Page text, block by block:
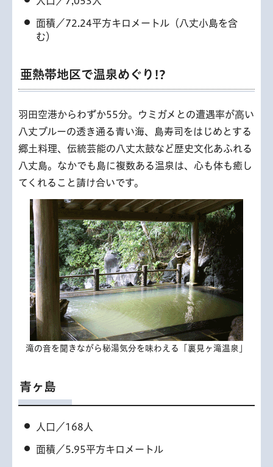
面積／72.24平方キロメートル（八丈小島を含
む）
亜熱帯地区で温泉めぐり!?
羽田空港からわずか55分。ウミガメとの遭遇率が高い
八丈ブルーの透き通る青い海、島寿司をはじめとする
郷土料理、伝統芸能の八丈太鼓など歴史文化あふれる
八丈島。なかでも島に複数ある温泉は、心も体も癒し
てくれること請け合いです。
滝の音を聞きながら秘湯気分を味わえる「裏見ヶ滝温泉」
青ヶ島
人口／168人
面積／5.95平方キロメートル